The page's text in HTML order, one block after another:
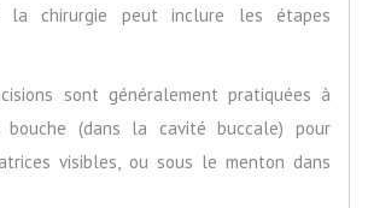
la chirurgie peut inclure les étapes
sont généralement pratiquées à
bouche (dans la cavité buccale) pour
visibles, ou sous le menton dans